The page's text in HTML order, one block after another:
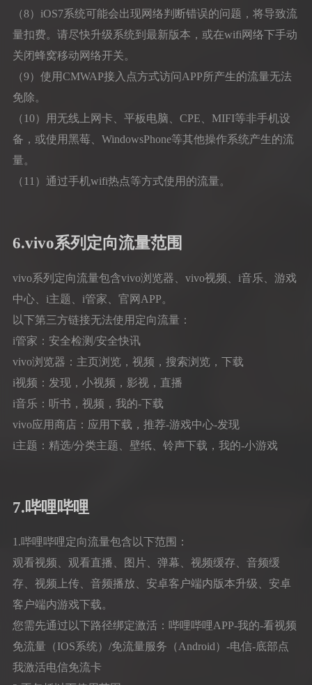
（8）iOS7系统可能会出现网络判断错误的问题，将导致流
量扣费。请尽快升级系统到最新版本，或在wifi网络下手动
关闭蜂窝移动网络开关。
（9）使用CMWAP接入点方式访问APP所产生的流量无法
免除。
（10）用无线上网卡、平板电脑、CPE、MIFI等非手机设
备，或使用黑莓、WindowsPhone等其他操作系统产生的流
量。
（11）通过手机wifi热点等方式使用的流量。
6.vivo系列定向流量范围
vivo系列定向流量包含vivo浏览器、vivo视频、i音乐、游戏
中心、i主题、i管家、官网APP。
以下第三方链接无法使用定向流量：
i管家：安全检测/安全快讯
vivo浏览器：主页浏览，视频，搜索浏览，下载
i视频：发现，小视频，影视，直播
i音乐：听书，视频，我的-下载
vivo应用商店：应用下载，推荐-游戏中心-发现
i主题：精选/分类主题、壁纸、铃声下载，我的-小游戏
7.哔哩哔哩
1.哔哩哔哩定向流量包含以下范围：
观看视频、观看直播、图片、弹幕、视频缓存、音频缓
存、视频上传、音频播放、安卓客户端内版本升级、安卓
客户端内游戏下载。
您需先通过以下路径绑定激活：哔哩哔哩APP-我的-看视频
免流量（IOS系统）/免流量服务（Android）-电信-底部点
我激活电信免流卡